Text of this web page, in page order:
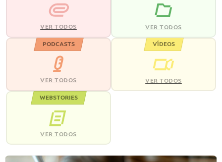
VER TODOS VER TODOS
PODCASTS
VER TODOS
VÍDEOS
VER TODOS
WEBSTORIES
VER TODOS